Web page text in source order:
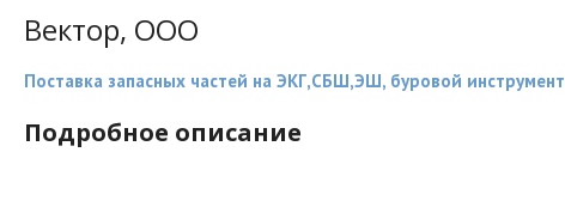
Вектор, ООО
Поставка запасных частей на ЭКГ,СБШ,ЭШ, буровой инструмент
Подробное описание